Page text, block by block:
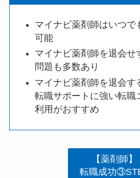
マイナビ薬剤師はいつで
可能
マイナビ薬剤師を退会せ
問題も多数あり
マイナビ薬剤師を退会す
転職サポートに強い転職
利用がおすすめ
【薬剤師】
転職成功